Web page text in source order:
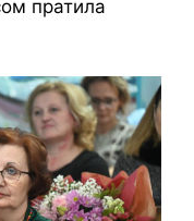
пратила